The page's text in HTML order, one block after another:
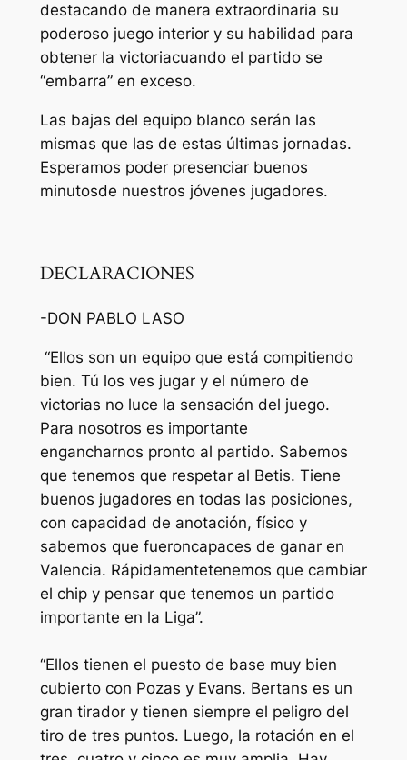
destacando de manera extraordinaria su
poderosojuego interiory su habilidad para
obtenerla victoriacuandoel partidose
“embarra” en exceso.
Las bajas del equipo blanco serán las
mismas que las de estas últimas jornadas.
Esperamos poder presenciar buenos
minutosde nuestros jóvenes jugadores.
DECLARACIONES
-DON PABLO LASO
“Ellos son un equipo que está compitiendo
bien. Tú los ves jugar y el número de
victorias no luce la sensación del juego.
Para nosotros es importante
engancharnos pronto al partido. Sabemos
que tenemos que respetaral Betis. Tiene
buenos jugadores en todas las posiciones,
con capacidad de anotación, físicoy
sabemos que fueroncapaces de ganaren
Valencia. Rápidamentetenemos que cambiar
el chip y pensar que tenemos un partido
importante en la Liga”.
“Ellos tienen el puestode base muybien
cubiertocon Pozas y Evans. Bertans es un
gran tirador y tienen siempre el peligrodel
tiro de tres puntos. Luego, la rotación en el